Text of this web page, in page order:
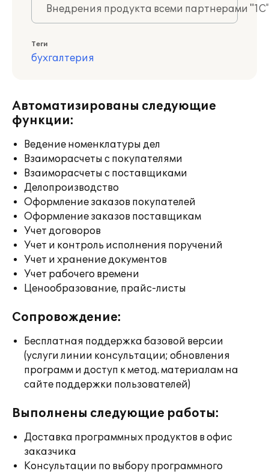
Внедрения продукта всеми партнерами
Теги
бухгалтерия
Автоматизированы следующие
функции:
Ведение номенклатуры дел
Взаиморасчеты с покупателями
Взаиморасчеты с поставщиками
Делопроизводство
Оформление заказов покупателей
Оформление заказов поставщикам
Учет договоров
Учет и контроль исполнения поручений
Учет и хранение документов
Учет рабочего времени
Ценообразование, прайс-листы
Сопровождение:
Бесплатная поддержка базовой версии
(услуги линии консультации; обновления
программ и доступ к метод. материалам на
сайте поддержки пользователей)
Выполнены следующие работы:
Доставка программных продуктов в офис
заказчика
Консультации по выбору программного